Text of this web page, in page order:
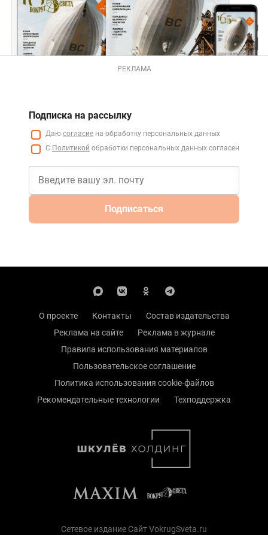
РЕКЛАМА
Подписка на рассылку
Даю согласие на обработку персональных данных
С Политикой обработки персональных данных согласен
Подписаться
О проекте Контакты
Состав издательства
Реклама на сайте
Реклама в журнале
Правила использования материалов
Пользовательское соглашение
Политика использования cookie-файлов
Рекомендательные технологии
Техподдержка
Сетевое издание Сайт VokrugSveta.ru